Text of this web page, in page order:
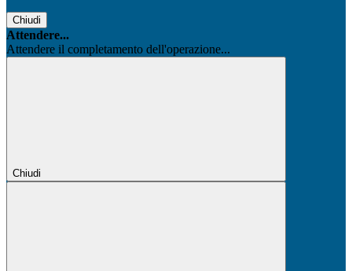
Chiudi
Attendere...
Attendere il completamento dell'operazione...
Chiudi